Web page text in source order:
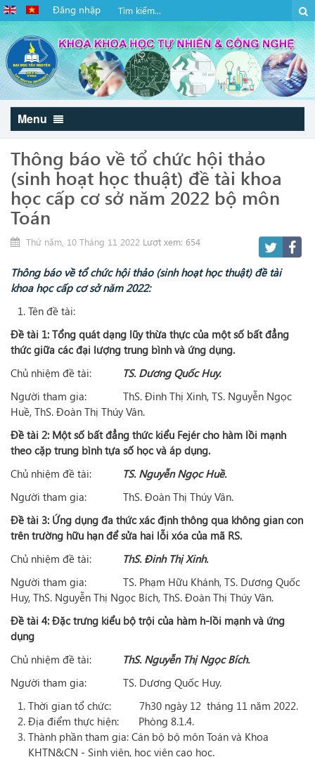
Đăng nhập
Menu
Thông báo về tổ chức hội thảo
(sinh hoạt học thuật) đề tài khoa
học cấp cơ sở năm 2022 bộ môn
Toán
Thứ năm, 10 Tháng 11 2022 Lượt xem: 654
Thông báo về tổ chức hội thảo (sinh hoạt học thuật) đề tài
khoa học cấp cơ sở năm 2022:
Tên đề tài:
Đề tài 1: Tổng quát dạng lũy thừa thực của một số bất đẳng
thức giữa các đại lượng trung bình và ứng dụng.
Chủ nhiệm đề tài: TS. Dương Quốc Huy.
Người tham gia: ThS. Đinh Thị Xinh, TS. Nguyễn Ngọc
Huề, ThS. Đoàn Thị Thúy Vân.
Đề tài 2: Một số bất đẳng thức kiểu Fejér cho hàm lồi mạnh
theo cặp trung bình tựa số học và áp dụng.
Chủ nhiệm đề tài: TS. Nguyễn Ngọc Huề.
Người tham gia: ThS. Đoàn Thị Thúy Vân.
Đề tài 3: Ứng dụng đa thức xác định thông qua không gian con
trên trường hữu hạn để sửa hai lỗi xóa của mã RS.
Chủ nhiệm đề tài: ThS. Đinh Thị Xinh.
Người tham gia: TS. Phạm Hữu Khánh, TS. Dương Quốc
Huy, ThS. Nguyễn Thị Ngọc Bích, ThS. Đoàn Thị Thúy Vân.
Đề tài 4: Đặc trưng kiểu bộ trội của hàm h-lồi mạnh và ứng
dụng
Chủ nhiệm đề tài: ThS. Nguyễn Thị Ngọc Bích.
Người tham gia: TS. Dương Quốc Huy.
Thời gian tổ chức: 7h30 ngày 12 tháng 11 năm 2022.
Địa điểm thực hiện: Phòng 8.1.4.
Thành phần tham gia: Cán bộ bộ môn Toán và Khoa
KHTN&CN - Sinh viên, học viên cao học.